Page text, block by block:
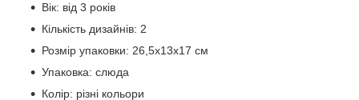
Вік: від 3 років
Кількість дизайнів: 2
Розмір упаковки: 26,5х13х17 см
Упаковка: слюда
Колір: різні кольори